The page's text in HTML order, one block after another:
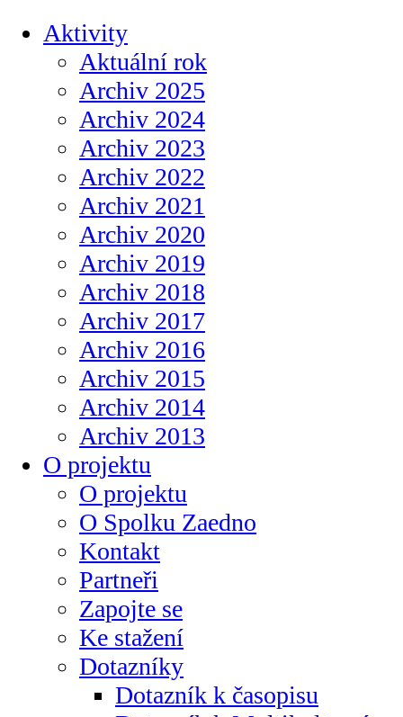
Aktivity
Aktuální rok
Archiv 2025
Archiv 2024
Archiv 2023
Archiv 2022
Archiv 2021
Archiv 2020
Archiv 2019
Archiv 2018
Archiv 2017
Archiv 2016
Archiv 2015
Archiv 2014
Archiv 2013
O projektu
O projektu
O Spolku Zaedno
Kontakt
Partneři
Zapojte se
Ke stažení
Dotazníky
Dotazník k časopisu